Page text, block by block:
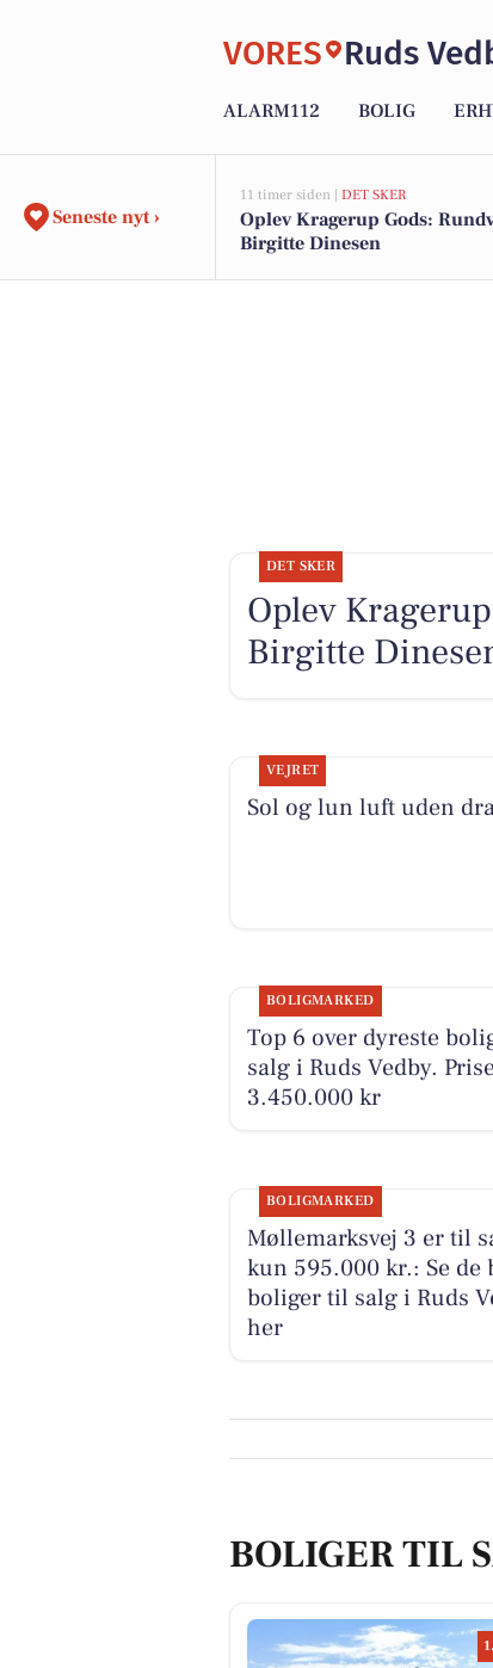
VORES Ruds
ALARM112 BOLIG
Seneste nyt ›
11 timer siden | DET SKER
Oplev Kragerup Gods:
Birgitte Dinesen
DET SKER
Oplev
Birgitte
VEJRET
Sol og lun luft uden
BOLIGMARKED
Top 6 over dyreste
salg i Ruds Vedby.
3.450.000 kr
BOLIGMARKED
Møllemarksvej 3 er til
kun 595.000 kr.: Se de
boliger til salg i Ruds
her
BOLIGER TIL